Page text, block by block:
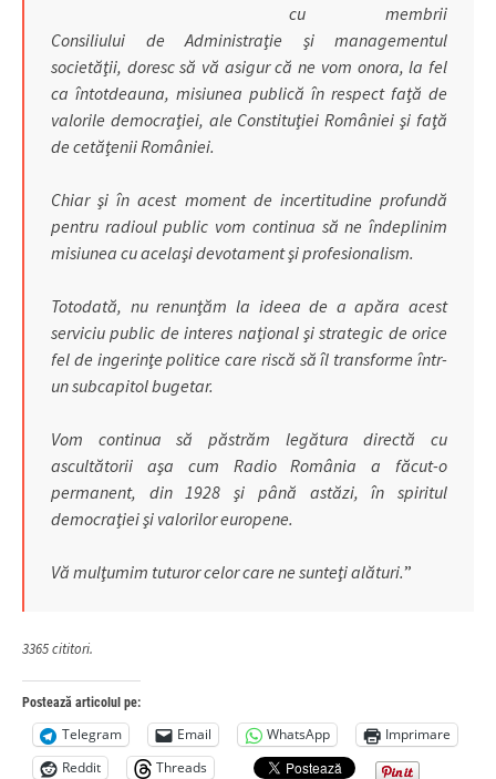
cu membrii
Consiliului de Administraţie şi managementul
societăţii, doresc să vă asigur că ne vom onora, la fel
ca întotdeauna, misiunea publică în respect faţă de
valorile democraţiei, ale Constituţiei României şi faţă
de cetăţenii României.
Chiar şi în acest moment de incertitudine profundă
pentru radioul public vom continua să ne îndeplinim
misiunea cu acelaşi devotament şi profesionalism.
Totodată, nu renunţăm la ideea de a apăra acest
serviciu public de interes naţional şi strategic de orice
fel de ingerinţe politice care riscă să îl transforme într-
un subcapitol bugetar.
Vom continua să păstrăm legătura directă cu
ascultătorii aşa cum Radio România a făcut-o
permanent, din 1928 şi până astăzi, în spiritul
democraţiei şi valorilor europene.
Vă mulţumim tuturor celor care ne sunteţi alături.”
3365 cititori.
Postează articolul pe:
Telegram Email WhatsApp
Imprimare
Reddit
Threads